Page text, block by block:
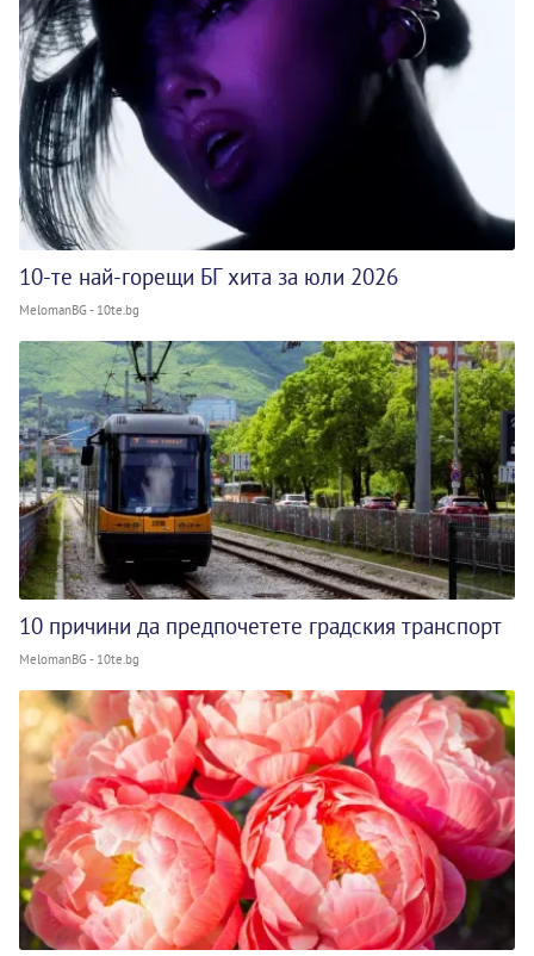
10-те най-горещи БГ хита за юли 2026
MelomanBG - 10te.bg
10 причини да предпочетете градския транспорт
MelomanBG - 10te.bg